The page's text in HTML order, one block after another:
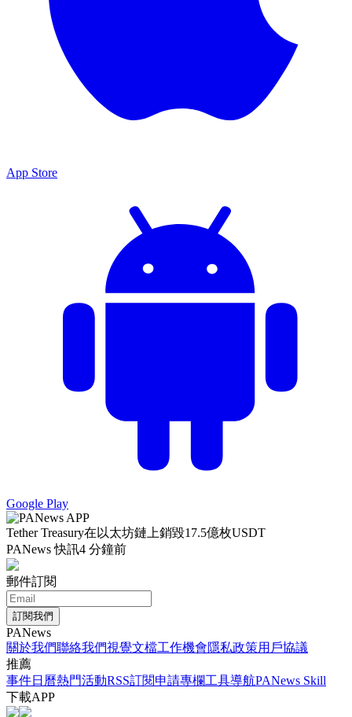
App Store
Google Play
Tether Treasury在以太坊鏈上銷毀17.5億枚USDT
PANews 快訊4 分鐘前
郵件訂閱
訂閱我們
PANews
關於我們聯絡我們視覺文檔工作機會隱私政策用戶協議
推薦
事件日曆熱門活動RSS訂閱申請專欄工具導航PANews Skill
下載APP